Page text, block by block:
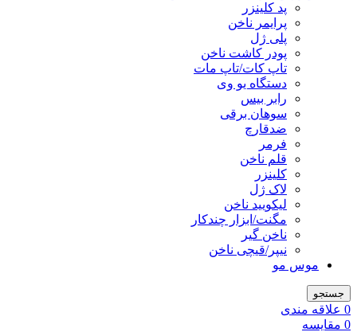
پد کلینزر
پرایمر ناخن
پلی ژل
پودر کاشت ناخن
تاپ کات/تاپ مات
دستگاه یو وی
رابر بیس
سوهان برقی
ضدقارچ
فرمر
قلم ناخن
کلینزر
لاک ژل
لیکوييد ناخن
مگنت/ابزار چندکار
ناخن گیر
نیپر/قیچی ناخن
موس مو
جستجو
0 علاقه مندی
0 مقایسه